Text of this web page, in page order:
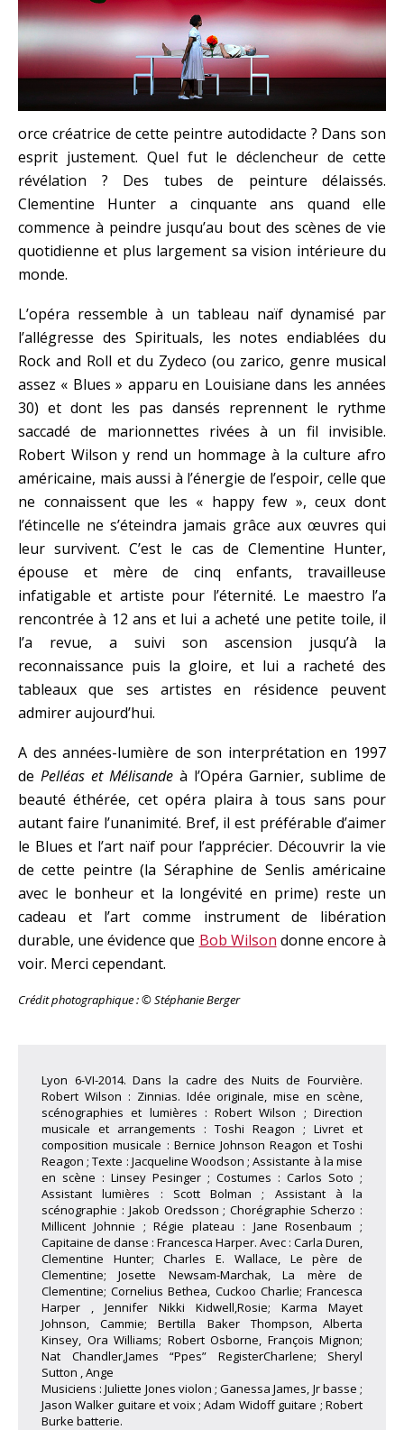
orce créatrice de cette peintre autodidacte ? Dans son
esprit justement. Quel fut le déclencheur de cette
révélation ? Des tubes de peinture délaissés.
Clementine Hunter a cinquante ans quand elle
commence à peindre jusqu’au bout des scènes de vie
quotidienne et plus largement sa vision intérieure du
monde.
L’opéra ressemble à un tableau naïf dynamisé par
l’allégresse des Spirituals, les notes endiablées du
Rock and Roll et du Zydeco (ou zarico, genre musical
assez « Blues » apparu en Louisiane dans les années
30) et dont les pas dansés reprennent le rythme
saccadé de marionnettes rivées à un fil invisible.
Robert Wilson y rend un hommage à la culture afro
américaine, mais aussi à l’énergie de l’espoir, celle que
ne connaissent que les « happy few », ceux dont
l’étincelle ne s’éteindra jamais grâce aux œuvres qui
leur survivent. C’est le cas de Clementine Hunter,
épouse et mère de cinq enfants, travailleuse
infatigable et artiste pour l’éternité. Le maestro l’a
rencontrée à 12 ans et lui a acheté une petite toile, il
l’a revue, a suivi son ascension jusqu’à la
reconnaissance puis la gloire, et lui a racheté des
tableaux que ses artistes en résidence peuvent
admirer aujourd’hui.
A des années-lumière de son interprétation en 1997
de Pelléas et Mélisande à l’Opéra Garnier, sublime de
beauté éthérée, cet opéra plaira à tous sans pour
autant faire l’unanimité. Bref, il est préférable d’aimer
le Blues et l’art naïf pour l’apprécier. Découvrir la vie
de cette peintre (la Séraphine de Senlis américaine
avec le bonheur et la longévité en prime) reste un
cadeau et l’art comme instrument de libération
durable, une évidence que Bob Wilson donne encore à
voir. Merci cependant.
Crédit photographique : © Stéphanie Berger
Lyon 6-VI-2014. Dans la cadre des Nuits de Fourvière.
Robert Wilson : Zinnias. Idée originale, mise en scène,
scénographies et lumières : Robert Wilson ; Direction
musicale et arrangements : Toshi Reagon ; Livret et
composition musicale : Bernice Johnson Reagon et Toshi
Reagon ; Texte : Jacqueline Woodson ; Assistante à la mise
en scène : Linsey Pesinger ; Costumes : Carlos Soto ;
Assistant lumières : Scott Bolman ; Assistant à la
scénographie : Jakob Oredsson ; Chorégraphie Scherzo :
Millicent Johnnie ; Régie plateau : Jane Rosenbaum ;
Capitaine de danse : Francesca Harper. Avec : Carla Duren,
Clementine Hunter; Charles E. Wallace, Le père de
Clementine; Josette Newsam-Marchak, La mère de
Clementine; Cornelius Bethea, Cuckoo Charlie; Francesca
Harper , Jennifer Nikki Kidwell,Rosie; Karma Mayet
Johnson, Cammie; Bertilla Baker Thompson, Alberta
Kinsey, Ora Williams; Robert Osborne, François Mignon;
Nat Chandler,James “Ppes” RegisterCharlene; Sheryl
Sutton , Ange
Musiciens : Juliette Jones violon ; Ganessa James, Jr basse ;
Jason Walker guitare et voix ; Adam Widoff guitare ; Robert
Burke batterie.